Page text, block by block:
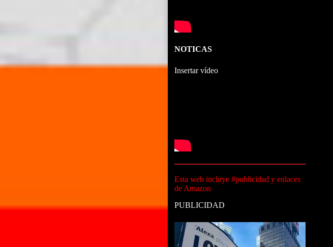
NOTICAS
Insertar vídeo
Esta web incluye #publicidad y enlaces
de Amazon
PUBLICIDAD